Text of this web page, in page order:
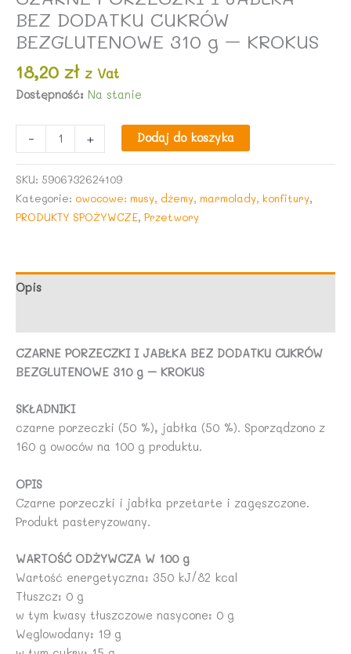
BEZ DODATKU CUKRÓW
BEZGLUTENOWE 310 g – KROKUS
18,20 zł z Vat
Dostępność: Na stanie
-
CZARNE
JABŁKA
BEZGLUTENOWE
KROKUS
+ Dodaj do koszyka
SKU: 5906732624109
Kategorie: owocowe: musy, dżemy, marmolady, konfitury,
PRODUKTY SPOŻYWCZE, Przetwory
Opis
CZARNE PORZECZKI I JABŁKA BEZ DODATKU CUKRÓW
BEZGLUTENOWE 310 g – KROKUS
SKŁADNIKI
czarne porzeczki (50 %), jabłka (50 %). Sporządzono z
160 g owoców na 100 g produktu.
OPIS
Czarne porzeczki i jabłka przetarte i zagęszczone.
Produkt pasteryzowany.
WARTOŚĆ ODŻYWCZA W 100 g
Wartość energetyczna: 350 kJ/82 kcal
Tłuszcz: 0 g
w tym kwasy tłuszczowe nasycone: 0 g
Węglowodany: 19 g